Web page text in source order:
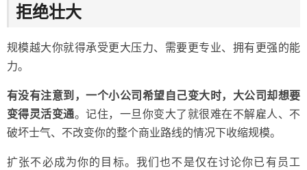
拒绝壮大
规模越大你就得承受更大压力、需要更专业、拥有更强的能
力。
有没有注意到，一个小公司希望自己变大时，大公司却想要
变得灵活变通。记住，一旦你变大了就很难在不解雇人、不
破坏士气、不改变你的整个商业路线的情况下收缩规模。
扩张不必成为你的目标。我们也不是仅在讨论你已有员工